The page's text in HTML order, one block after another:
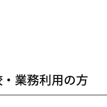
業務利用の方